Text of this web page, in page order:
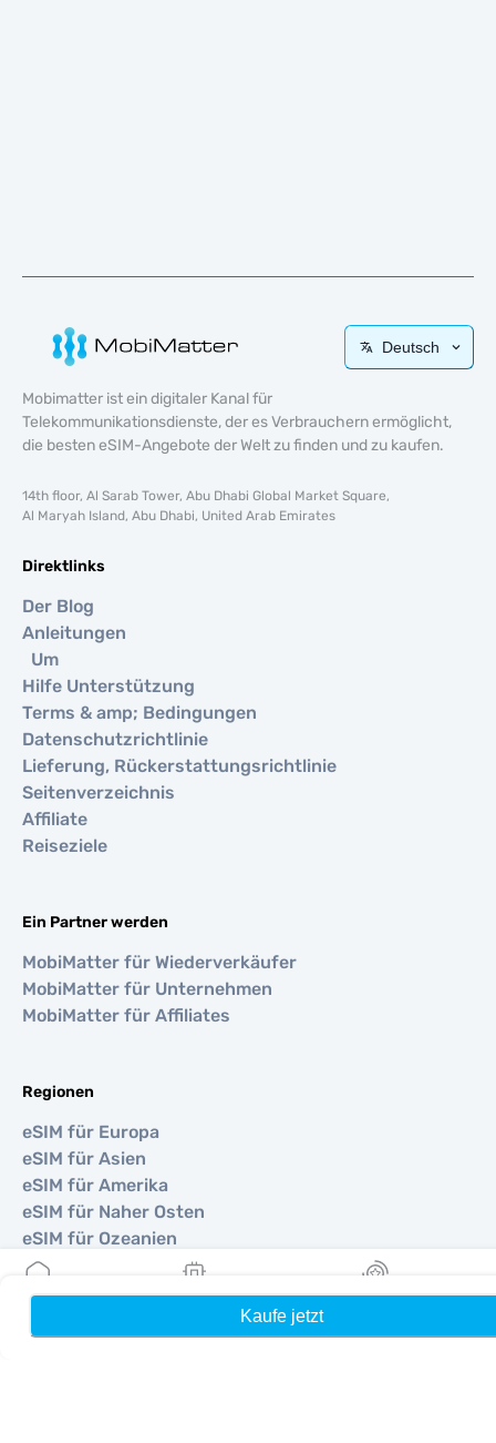
Kaufe jetzt
Deutsch
Mobimatter ist ein digitaler Kanal für
Telekommunikationsdienste, der es Verbrauchern ermöglicht,
die besten eSIM-Angebote der Welt zu finden und zu kaufen.
14th floor, Al Sarab Tower, Abu Dhabi Global Market Square,
Al Maryah Island, Abu Dhabi, United Arab Emirates
Direktlinks
Der Blog
Anleitungen
Um
Hilfe Unterstützung
Terms & amp; Bedingungen
Datenschutzrichtlinie
Lieferung, Rückerstattungsrichtlinie
Seitenverzeichnis
Affiliate
Reiseziele
Ein Partner werden
MobiMatter für Wiederverkäufer
MobiMatter für Unternehmen
MobiMatter für Affiliates
Regionen
eSIM für Europa
eSIM für Asien
eSIM für Amerika
eSIM für Naher Osten
eSIM für Ozeanien
eSIM für Afrika
Länder
Meine eSIMs